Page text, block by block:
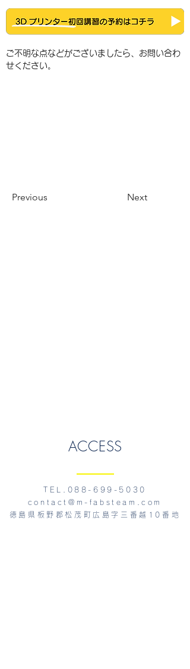
ご不明な点などがございましたら、お問い合わ
せください。
Previous Next
ACCESS
TEL.088-699-5030
contact@m-fabsteam.com
徳島県板野郡松茂町広島字三番越10番地